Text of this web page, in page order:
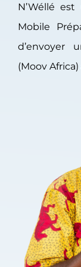
N’Wéllé
Mobile
d’envoyer
(Moov